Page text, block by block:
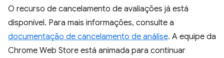
O recurso de cancelamento de avaliações já está
disponível. Para mais informações, consulte a
documentação de cancelamento de análise. A equipe da
Chrome Web Store está animada para continuar